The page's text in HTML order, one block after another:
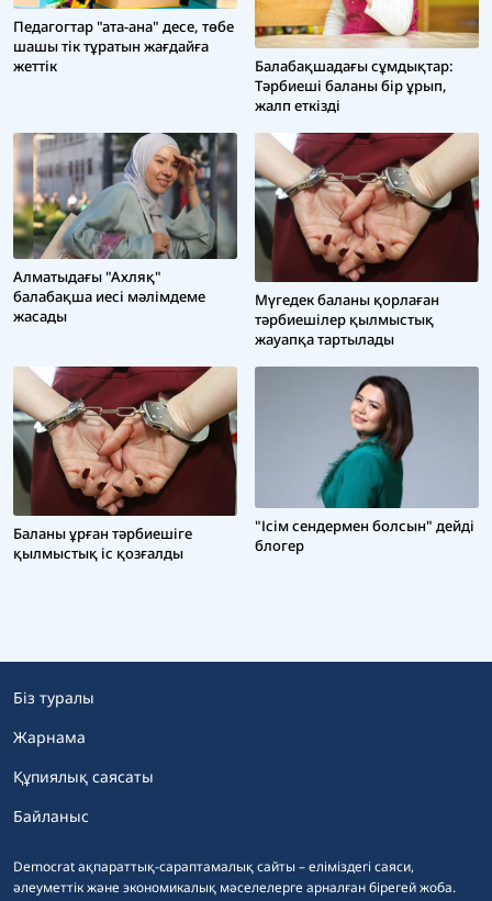
Педагогтар "ата-ана" десе, төбе
шашы тік тұратын жағдайға
жеттік
Балабақшадағы сұмдықтар:
Тәрбиеші баланы бір ұрып,
жалп еткізді
Алматыдағы "Ахляқ"
балабақша иесі мәлімдеме
жасады
Мүгедек баланы қорлаған
тәрбиешілер қылмыстық
жауапқа тартылады
Баланы ұрған тәрбиешіге
қылмыстық іс қозғалды
"Ісім сендермен болсын" дейді
блогер
Democrat ақпараттық-сараптамалық сайты – еліміздегі саяси,
әлеуметтік және экономикалық мәселелерге арналған бірегей жоба.
Біз туралы
Жарнама
Құпиялық саясаты
Байланыс